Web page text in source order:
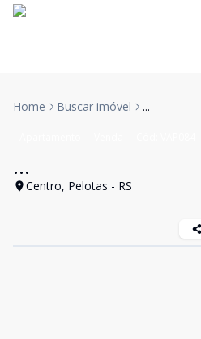
Home Buscar imóvel ...
...
Centro, Pelotas - RS